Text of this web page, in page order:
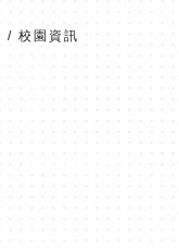
/ 校園資訊